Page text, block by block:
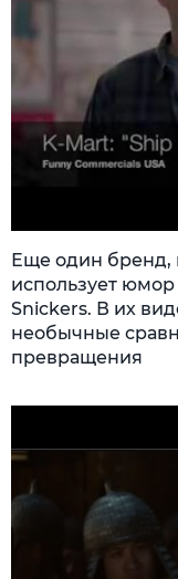
Еще один бренд,
использует
Snickers. В их
необычные
превращения